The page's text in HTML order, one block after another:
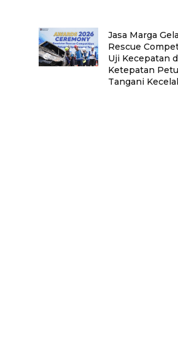
Jasa Marga
Rescue
Uji Kecepatan
Ketepatan
Tangani